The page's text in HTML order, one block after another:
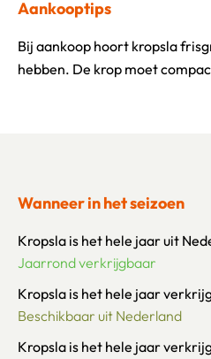
Aankooptips
Bij aankoop hoort kropsla
hebben. De krop moet
Wanneer in het seizoen
Kropsla is het hele jaar uit
Jaarrond verkrijgbaar
Kropsla is het hele jaar
Beschikbaar uit Nederland
Kropsla is het hele jaar